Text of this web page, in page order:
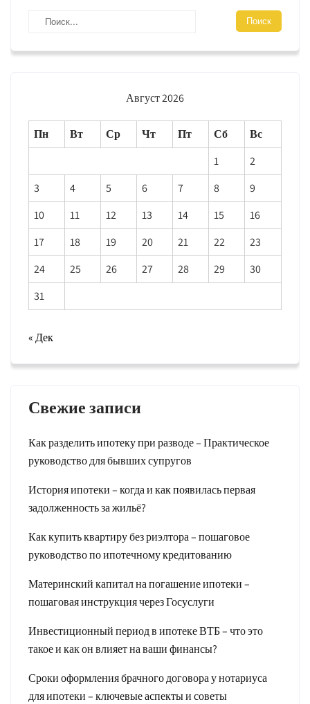
Август 2026
Пн Вт Ср Чт Пт Сб
Вс
1
2
3
4 5 6 7 8
9
10
11 12 13 14 15
16
17
18 19 20 21 22
23
24
25 26 27 28 29
30
31
« Дек
Свежие записи
Как разделить ипотеку при разводе – Практическое
руководство для бывших супругов
История ипотеки – когда и как появилась первая
задолженность за жильё?
Как купить квартиру без риэлтора – пошаговое
руководство по ипотечному кредитованию
Материнский капитал на погашение ипотеки –
пошаговая инструкция через Госуслуги
Инвестиционный период в ипотеке ВТБ – что это
такое и как он влияет на ваши финансы?
Сроки оформления брачного договора у нотариуса
для ипотеки – ключевые аспекты и советы